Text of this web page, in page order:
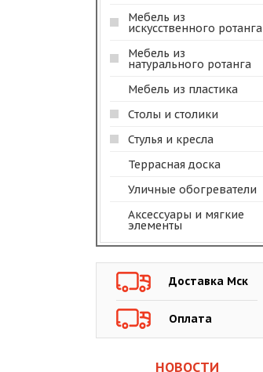
Мебель из
искусственного ротанга
Мебель из
натурального ротанга
Мебель из пластика
Столы и столики
Стулья и кресла
Террасная доска
Уличные обогреватели
Аксессуары и мягкие
элементы
Доставка Мск
Оплата
НОВОСТИ